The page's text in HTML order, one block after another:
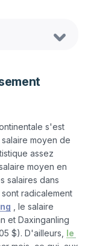
s'est
moyen de
assez
moyen en
salaires dans
radicalement
, le salaire
et Daxinganling
$). D'ailleurs, le